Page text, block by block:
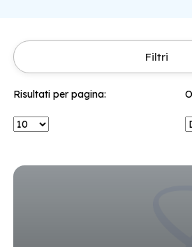
Filtri
Risultati per pagina: